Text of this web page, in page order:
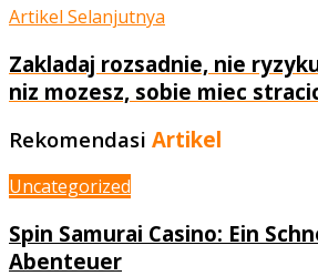
Artikel Selanjutnya
Zakladaj rozsadnie, nie
niz mozesz, sobie miec
Rekomendasi Artikel
Uncategorized
Spin Samurai Casino: Ein
Abenteuer